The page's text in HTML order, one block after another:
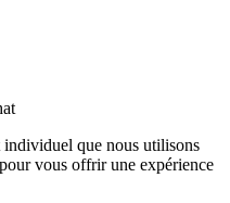
individuel que nous utilisons
vous offrir une expérience